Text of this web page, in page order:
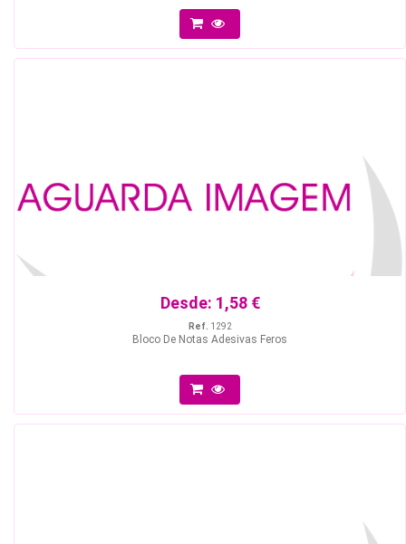
Desde: 1,58 €
Ref. 1292
Bloco De Notas Adesivas Feros